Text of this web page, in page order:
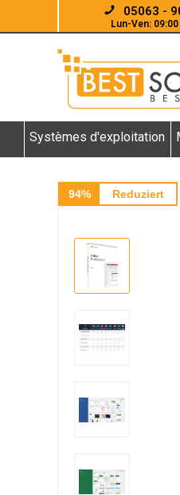
05063 -
Lun-Ven:
Systèmes d'exploitation
94% Reduziert